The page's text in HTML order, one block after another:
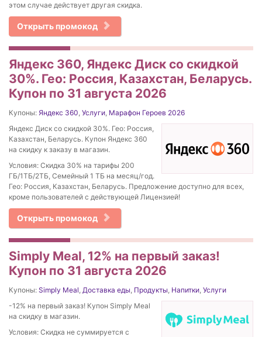
этом случае действует другая скидка.
Открыть промокод
Яндекс 360, Яндекс Диск со скидкой
30%. Гео: Россия, Казахстан, Беларусь.
Купон по 31 августа 2026
Купоны: Яндекс 360, Услуги, Марафон Героев 2026
Яндекс Диск со скидкой 30%. Гео: Россия,
Казахстан, Беларусь. Купон Яндекс 360
на скидку к заказу в магазин.
Условия: Скидка 30% на тарифы 200
ГБ/1ТБ/2ТБ, Семейный 1 ТБ на месяц/год.
Гео: Россия, Казахстан, Беларусь. Предложение доступно для всех,
кроме пользователей с действующей Лицензией!
Открыть промокод
Simply Meal, 12% на первый заказ!
Купон по 31 августа 2026
Купоны: Simply Meal, Доставка еды, Продукты, Напитки, Услуги
-12% на первый заказ! Купон Simply Meal
на скидку в магазин.
Условия: Скидка не суммируется с